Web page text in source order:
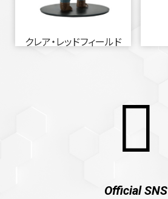
クレア・レッドフィールド
Official SNS